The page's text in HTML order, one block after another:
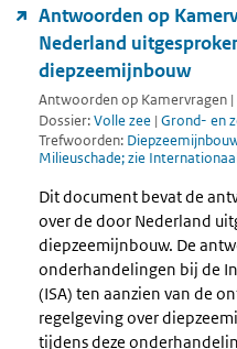
Antwoorden op
Nederland
diepzeemijnbouw
Antwoorden op Kamervragen |
Dossier:Volle zee | Grond- en
Trefwoorden:
Milieuschade; zie
Dit document bevat de
over de door Nederland
diepzeemijnbouw. De
onderhandelingen bij de
(ISA) ten aanzien van de
regelgeving over
tijdens deze